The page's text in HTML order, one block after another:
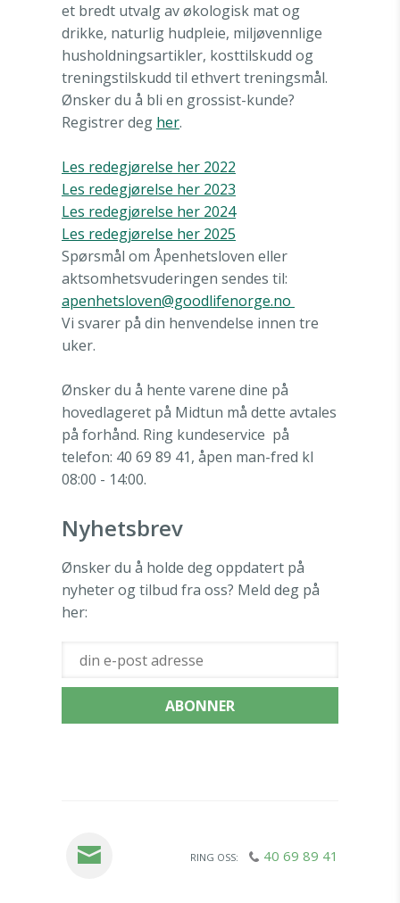
et bredt utvalg av økologisk mat og
drikke, naturlig hudpleie, miljøvennlige
husholdningsartikler, kosttilskudd og
treningstilskudd til ethvert treningsmål.
Ønsker du å bli en grossist-kunde?
Registrer deg her.
Les redegjørelse her 2022
Les redegjørelse her 2023
Les redegjørelse her 2024
Les redegjørelse her 2025
Spørsmål om Åpenhetsloven eller
aktsomhetsvuderingen sendes til:
apenhetsloven@goodlifenorge.no
Vi svarer på din henvendelse innen tre
uker.
Ønsker du å hente varene dine på
hovedlageret på Midtun må dette avtales
på forhånd. Ring kundeservice på
telefon: 40 69 89 41, åpen man-fred kl
08:00 - 14:00.
Nyhetsbrev
Ønsker du å holde deg oppdatert på
nyheter og tilbud fra oss? Meld deg på
her:
RING OSS: 40 69 89 41